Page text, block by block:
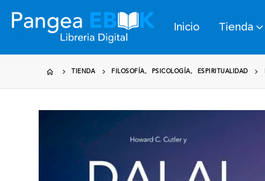
Inicio Tienda
TIENDA FILOSOFÍA , PSICOLOGÍA , ESPIRITUALIDAD